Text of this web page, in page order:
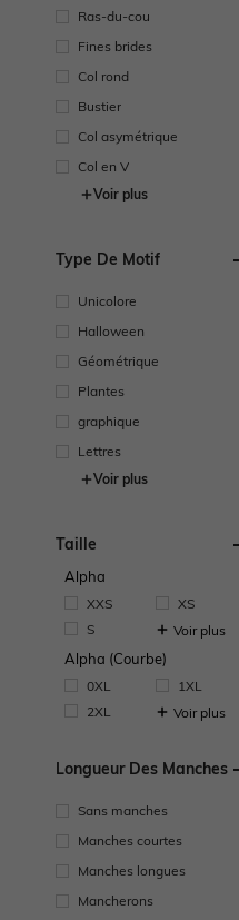
Ras-du-cou
Fines brides
Col rond
Bustier
Col asymétrique
Col en V
Voir plus
Type De Motif
Unicolore
Halloween
Géométrique
Plantes
graphique
Lettres
Voir plus
Taille
Alpha
XXS
XS
S
Voir plus
Alpha (Courbe)
0XL
1XL
2XL
Voir plus
Longueur Des Manches
Sans manches
Manches courtes
Manches longues
Mancherons